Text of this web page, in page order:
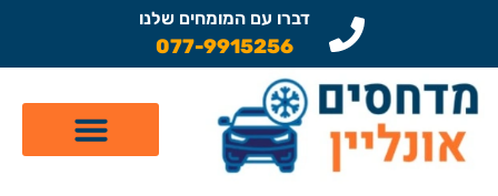
דברו עם המומחים שלנו
077-9915256